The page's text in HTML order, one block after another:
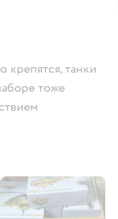
крепятся, танки
тоже